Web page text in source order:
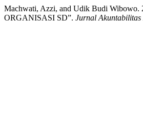
Machwati, Azzi, and Udik Budi
ORGANISASI SD”. Jurnal